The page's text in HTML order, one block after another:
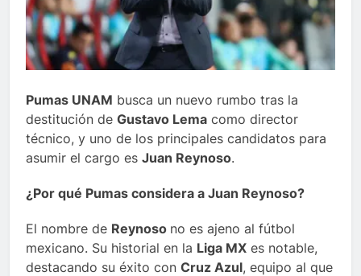
Pumas UNAM busca un nuevo rumbo tras la
destitución de Gustavo Lema como director
técnico, y uno de los principales candidatos para
asumir el cargo es Juan Reynoso.
¿Por qué Pumas considera a Juan Reynoso?
El nombre de Reynoso no es ajeno al fútbol
mexicano. Su historial en la Liga MX es notable,
destacando su éxito con Cruz Azul, equipo al que